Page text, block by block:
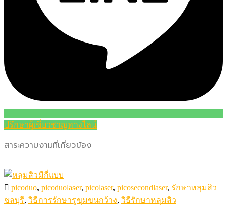
ปรึกษาผู้เชี่ยวชาญทางไลน์
สาระความงามที่เกี่ยวข้อง
picoduo, picoduolaser, picolaser, picosecondlaser, รักษาหลุมสิว
ชลบุรี, วิธีการรักษารูขุมขนกว้าง, วิธีรักษาหลุมสิว